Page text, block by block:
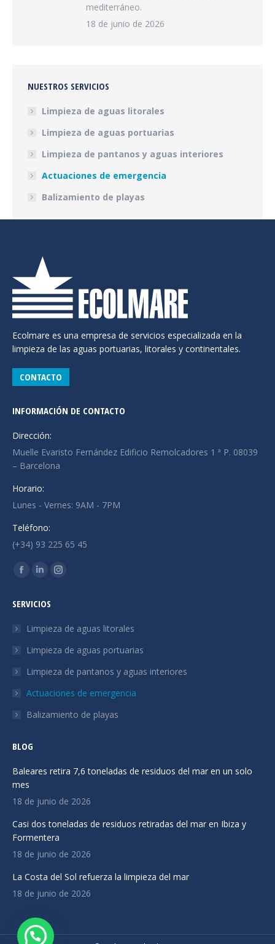
mediterráneo.
18 de junio de 2026
NUESTROS SERVICIOS
Limpieza de aguas litorales
Limpieza de aguas portuarias
Limpieza de pantanos y aguas interiores
Actuaciones de emergencia
Balizamiento de playas
Ecolmare es una empresa de servicios especializada en la
limpieza de las aguas portuarias, litorales y continentales.
CONTACTO
INFORMACIÓN DE CONTACTO
Dirección:
Muelle Evaristo Fernández Edificio Remolcadores 1 ª P. 08039
– Barcelona
Horario:
Lunes - Vernes: 9AM - 7PM
Teléfono:
(+34) 93 225 65 45
Encuéntranos en:
La
Facebook
se
en
una
ventana
Linkedin
se
en
una
ventana
La
se
en
una
ventana
SERVICIOS
Limpieza de aguas litorales
Limpieza de aguas portuarias
Limpieza de pantanos y aguas interiores
Actuaciones de emergencia
Balizamiento de playas
BLOG
Baleares retira 7,6 toneladas de residuos del mar en un solo
mes
18 de junio de 2026
Casi dos toneladas de residuos retiradas del mar en Ibiza y
Formentera
18 de junio de 2026
La Costa del Sol refuerza la limpieza del mar
18 de junio de 2026